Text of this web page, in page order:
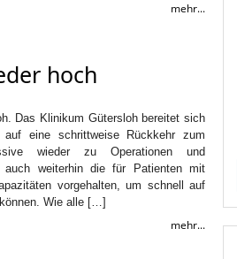
mehr...
hoch
Das Klinikum Gütersloh bereitet sich
auf eine schrittweise Rückkehr zum
wieder zu Operationen und
auch weiterhin die für Patienten mit
vorgehalten, um schnell auf
Wie alle […]
mehr...